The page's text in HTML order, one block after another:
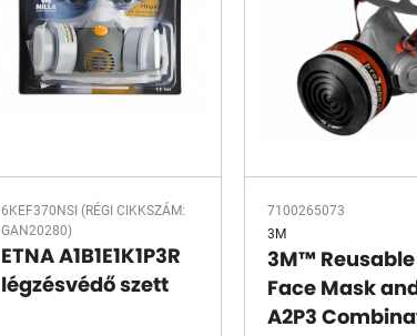
6KEF370NSI (RÉGI CIKKSZÁM:
GAN20280)
ETNA A1B1E1K1P3R
légzésvédő szett
7100265073
3M
3M™ Reusable
Face Mask and
A2P3